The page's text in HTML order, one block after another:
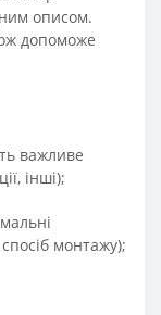
описом.
допоможе
важливе
інші);
монтажу);